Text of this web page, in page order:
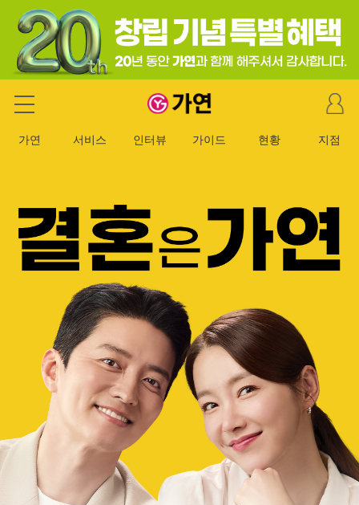
가연 결혼정보회사
마
이
이
가연 서비스 인터뷰 가이드 현황 지점